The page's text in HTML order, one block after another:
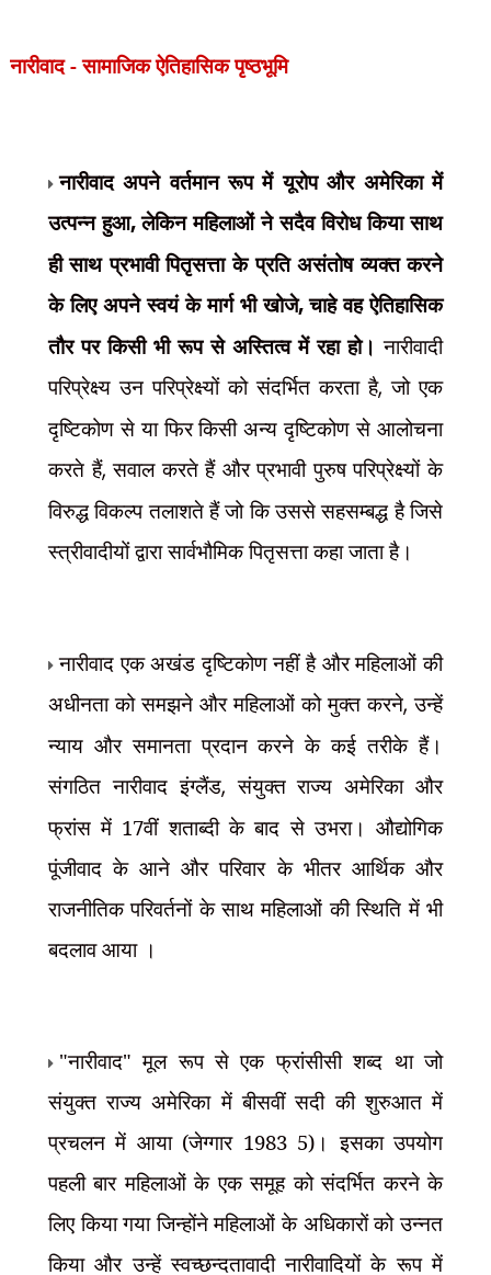
नारीवाद-सामाजिक ऐतिहासिक पृष्ठभूमि
नारीवाद अपने वर्तमान रूप में यूरोप और अमेरिका में
उत्पन्न हुआ,लेकिन महिलाओं ने सदैव विरोध किया साथ
ही साथ प्रभावी पितृसत्ता के प्रति असंतोष व्यक्त करने
के लिए अपने स्वयं के मार्ग भी खोजे,चाहे वह ऐतिहासिक
तौर पर किसी भी रूप से अस्तित्व में रहा हो। नारीवादी
परिप्रेक्ष्य उन परिप्रेक्ष्यों को संदर्भित करता है,जो एक
दृष्टिकोण से या फिर किसी अन्य दृष्टिकोण से आलोचना
करते हैं,सवाल करते हैं और प्रभावी पुरुष परिप्रेक्ष्यों के
विरुद्ध विकल्प तलाशते हैं जो कि उससे सहसम्बद्ध है जिसे
स्त्रीवादीयों द्वारा सार्वभौमिक पितृसत्ता कहा जाता है।
नारीवाद एक अखंड दृष्टिकोण नहीं है और महिलाओं की
अधीनता को समझने और महिलाओं को मुक्त करने,उन्हें
न्याय और समानता प्रदान करने के कई तरीके हैं।
संगठित नारीवाद इंग्लैंड,संयुक्त राज्य अमेरिका और
फ्रांस में 17वीं शताब्दी के बाद से उभरा। औद्योगिक
पूंजीवाद के आने और परिवार के भीतर आर्थिक और
राजनीतिक परिवर्तनों के साथ महिलाओं की स्थिति में भी
बदलाव आया ।
"नारीवाद" मूल रूप से एक फ्रांसीसी शब्द था जो
संयुक्त राज्य अमेरिका में बीसवीं सदी की शुरुआत में
प्रचलन में आया (जेग्गार 1983 5)। इसका उपयोग
पहली बार महिलाओं के एक समूह को संदर्भित करने के
लिए किया गया जिन्होंने महिलाओं के अधिकारों को उन्नत
किया और उन्हें स्वच्छन्दतावादी नारीवादियों के रूप में